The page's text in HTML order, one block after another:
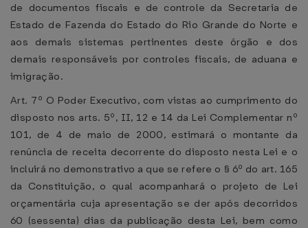
de documentos fiscais e de controle da Secretaria de
Estado de Fazenda do Estado do Rio Grande do Norte e
aos demais sistemas pertinentes deste órgão e dos
demais responsáveis por controles fiscais, de aduana e
imigração.
Art. 7º O Poder Executivo, com vistas ao cumprimento do
disposto nos arts. 5º, II, 12 e 14 da Lei Complementar nº
101, de 4 de maio de 2000, estimará o montante da
renúncia de receita decorrente do disposto nesta Lei e o
incluirá no demonstrativo a que se refere o § 6º do art. 165
da Constituição, o qual acompanhará o projeto de Lei
orçamentária cuja apresentação se der após decorridos
60 (sessenta) dias da publicação desta Lei, bem como